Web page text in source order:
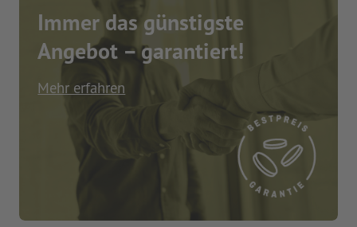
Immer das günstigste
Angebot – garantiert!
Mehr erfahren